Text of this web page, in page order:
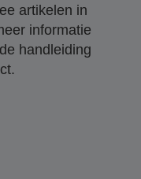
artikelen in
informatie
handleiding